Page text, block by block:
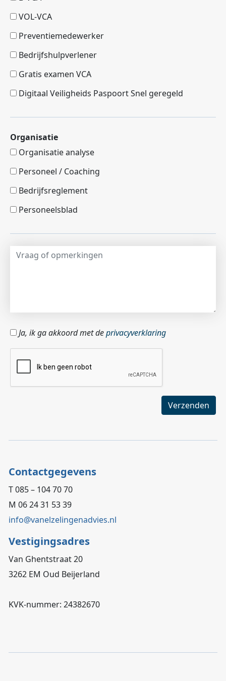
VOL-VCA
Preventiemedewerker
Bedrijfshulpverlener
Gratis examen VCA
Digitaal Veiligheids Paspoort Snel geregeld
Organisatie
Organisatie analyse
Personeel / Coaching
Bedrijfsreglement
Personeelsblad
Ja, ik ga akkoord met deprivacyverklaring
Contactgegevens
T 085 – 104 70 70
M 06 24 31 53 39
info@vanelzelingenadvies.nl
Vestigingsadres
Van Ghentstraat 20
3262 EM Oud Beijerland
KVK-nummer: 24382670